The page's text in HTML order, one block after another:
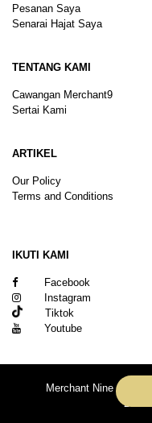
Pesanan Saya
Senarai Hajat Saya
TENTANG KAMI
Cawangan Merchant9
Sertai Kami
ARTIKEL
Our Policy
Terms and Conditions
IKUTI KAMI
Facebook
Instagram
Tiktok
Youtube
Merchant Nine Sdn